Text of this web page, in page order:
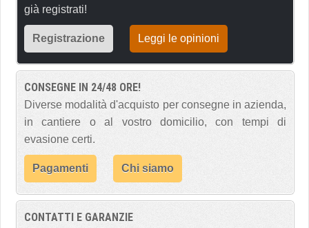
già registrati!
Registrazione Leggi le opinioni
CONSEGNE IN 24/48 ORE!
Diverse modalità d'acquisto per consegne in azienda,
in cantiere o al vostro domicilio, con tempi di
evasione certi.
Pagamenti Chi siamo
CONTATTI E GARANZIE